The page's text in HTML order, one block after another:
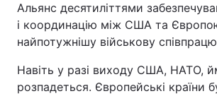
Альянс десятиліттями
і координацію між США та
найпотужнішу військову співпрацю
Навіть у разі виходу США, НАТО,
розпадеться. Європейські країни